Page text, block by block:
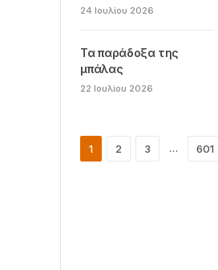
24 Ιουλίου 2026
Τα παράδοξα της
μπάλας
22 Ιουλίου 2026
1 2 3 … 601